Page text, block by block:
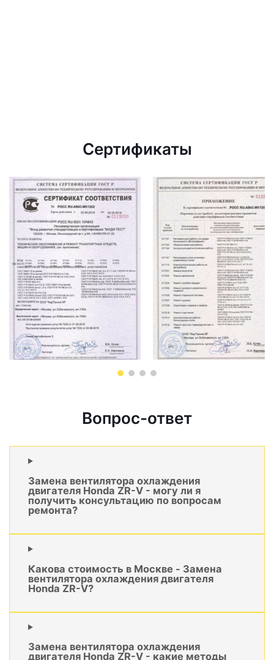
Сертификаты
Вопрос-ответ
Замена вентилятора охлаждения
двигателя Honda ZR-V - могу ли я
получить консультацию по вопросам
ремонта?
Какова стоимость в Москве - Замена
вентилятора охлаждения двигателя
Honda ZR-V?
Замена вентилятора охлаждения
двигателя Honda ZR-V - какие методы